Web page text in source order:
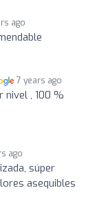
ago
7 years ago
nivel , 100 %
ago
súper
asequibles